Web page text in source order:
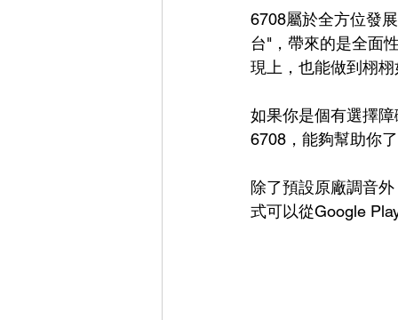
6708屬於全方位發
台"，帶來的是全面
現上，也能做到栩
如果你是個有選擇
6708，能夠幫助你
除了預設原廠調音
式可以從Google